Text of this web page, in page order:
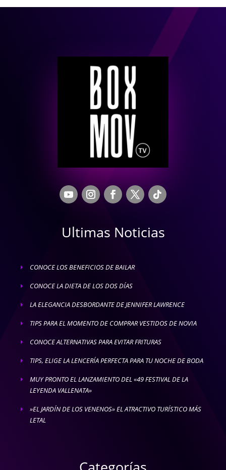
Ultimas Noticias
E CONOCE LOS BENEFICIOS DE BAILAR
E CONOCE LA DIETA DE LOS DOS DÍAS
E LA ELEGANCIA DESBORDANTE DE JENNIFER LAWRENCE
E TIPS PARA EL MOMENTO DE COMPRAR VESTIDOS DE NOVIA
E CONOCE ALTERNATIVAS PARA EVITAR FRITURAS
E TIPS, ELIGE LA LENCERÍA PERFECTA PARA TU NOCHE DE BODA
E
MUY PRONTO EL LANZAMIENTO DEL «49 FESTIVAL DE LA
LEYENDA VALLENATA»
E
»EL JARDÍN DE LOS VENENOS» EL ATRACTIVO TURÍSTICO MÁS
LETAL